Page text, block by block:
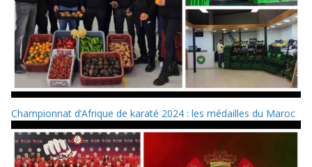
Championnat d’Afrique de karaté 2024 : les médailles du Maroc